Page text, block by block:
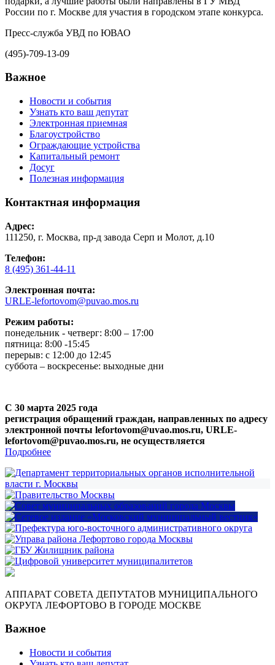
России по г. Москве для участия в городском этапе конкурса.
Пресс-служба УВД по ЮВАО
(495)-709-13-09
Важное
Новости и события
Узнать кто ваш депутат
Электронная приемная
Благоустройство
Ограждающие устройства
Капитальный ремонт
Досуг
Полезная информация
Контактная информация
Адрес:
111250, г. Москва, пр-д завода Серп и Молот, д.10
Телефон:
8 (495) 361-44-11
Электронная почта:
URLE-lefortovom@puvao.mos.ru
Режим работы:
понедельник - четверг: 8:00 – 17:00
пятница: 8:00 -15:45
перерыв: с 12:00 до 12:45
суббота – воскресенье: выходные дни
С 30 марта 2025 года
регистрация обращений граждан, направленных по адресу
электронной почты lefortovom@uvao.mos.ru, URLE-
lefortovom@puvao.mos.ru, не осуществляется
Подробнее
АППАРАТ СОВЕТА ДЕПУТАТОВ МУНИЦИПАЛЬНОГО
ОКРУГА ЛЕФОРТОВО В ГОРОДЕ МОСКВЕ
Важное
Новости и события